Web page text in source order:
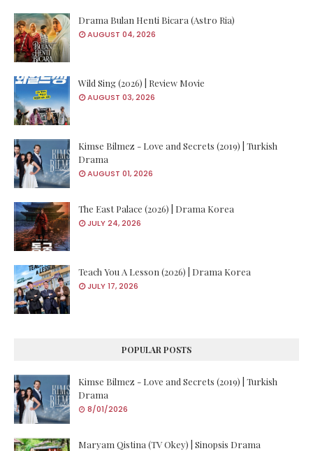
Drama Bulan Henti Bicara (Astro Ria)
AUGUST 04, 2026
Wild Sing (2026) | Review Movie
AUGUST 03, 2026
Kimse Bilmez - Love and Secrets (2019) | Turkish
Drama
AUGUST 01, 2026
The East Palace (2026) | Drama Korea
JULY 24, 2026
Teach You A Lesson (2026) | Drama Korea
JULY 17, 2026
POPULAR POSTS
Kimse Bilmez - Love and Secrets (2019) | Turkish
Drama
8/01/2026
Maryam Qistina (TV Okey) | Sinopsis Drama